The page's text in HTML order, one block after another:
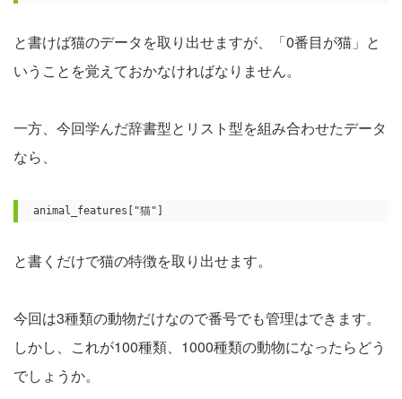
と書けば猫のデータを取り出せますが、「0番目が猫」と
いうことを覚えておかなければなりません。
一方、今回学んだ辞書型とリスト型を組み合わせたデータ
なら、
animal_features["猫"]
と書くだけで猫の特徴を取り出せます。
今回は3種類の動物だけなので番号でも管理はできます。
しかし、これが100種類、1000種類の動物になったらどう
でしょうか。